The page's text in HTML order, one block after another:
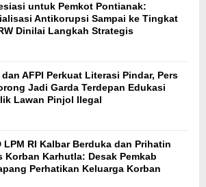
untuk Pemkot Pontianak:
Antikorupsi Sampai ke Tingkat
Dinilai Langkah Strategis
dan AFPI Perkuat Literasi Pindar, Pers
Jadi Garda Terdepan Edukasi
Lawan Pinjol Ilegal
LPM RI Kalbar Berduka dan Prihatin
Korban Karhutla: Desak Pemkab
Perhatikan Keluarga Korban